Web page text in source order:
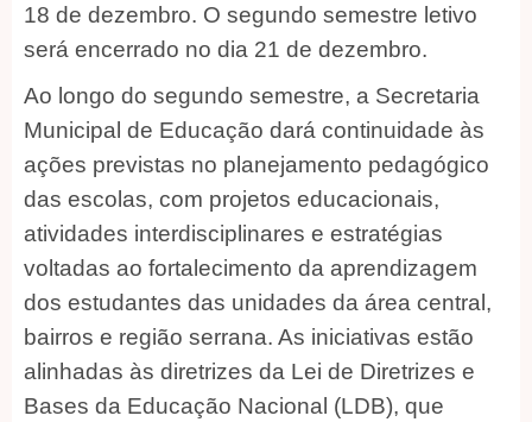
18 de dezembro. O segundo semestre letivo
será encerrado no dia 21 de dezembro.
Ao longo do segundo semestre, a Secretaria
Municipal de Educação dará continuidade às
ações previstas no planejamento pedagógico
das escolas, com projetos educacionais,
atividades interdisciplinares e estratégias
voltadas ao fortalecimento da aprendizagem
dos estudantes das unidades da área central,
bairros e região serrana. As iniciativas estão
alinhadas às diretrizes da Lei de Diretrizes e
Bases da Educação Nacional (LDB), que